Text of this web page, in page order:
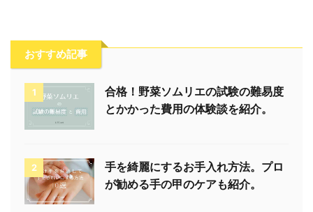
おすすめ記事
1
合格！野菜ソムリエの試験の難易度
とかかった費用の体験談を紹介。
2
手を綺麗にするお手入れ方法。プロ
が勧める手の甲のケアも紹介。